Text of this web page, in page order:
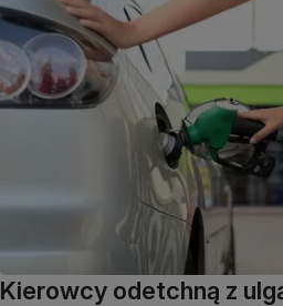
Kierowcy odetchną z